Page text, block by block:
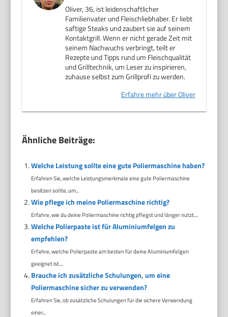
Oliver, 36, ist leidenschaftlicher
Familienvater und Fleischliebhaber. Er liebt
saftige Steaks und zaubert sie auf seinem
Kontaktgrill. Wenn er nicht gerade Zeit mit
seinem Nachwuchs verbringt, teilt er
Rezepte und Tipps rund um Fleischqualität
und Grilltechnik, um Leser zu inspirieren,
zuhause selbst zum Grillprofi zu werden.
Erfahre mehr über Oliver
Ähnliche Beiträge:
Welche Leistung sollte eine gute Poliermaschine haben?
Erfahren Sie, welche Leistungsmerkmale eine gute Poliermaschine
besitzen sollte, um...
Wie pflege ich meine Poliermaschine richtig?
Erfahre, wie du deine Poliermaschine richtig pflegst und länger nutzt....
Welche Polierpaste ist für Aluminiumfelgen zu
empfehlen?
Erfahre, welche Polierpaste am besten für deine Aluminiumfelgen
geeignet ist....
Brauche ich zusätzliche Schulungen, um eine
Poliermaschine sicher zu verwenden?
Erfahren Sie, ob zusätzliche Schulungen für die sichere Verwendung
einer...